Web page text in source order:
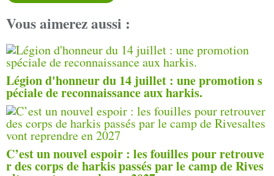
Vous aimerez aussi :
Légion d'honneur du 14 juillet : une promotion s
péciale de reconnaissance aux harkis.
C’est un nouvel espoir : les fouilles pour retrouve
r des corps de harkis passés par le camp de Rives